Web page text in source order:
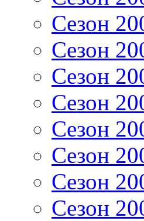
Сезон
Сезон
Сезон
Сезон
Сезон
Сезон
Сезон
Сезон